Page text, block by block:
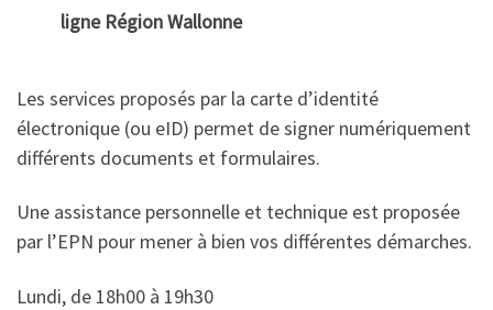
ligne Région Wallonne
Les services proposés par la carte d’identité
électronique (ou eID) permet de signer numériquement
différents documents et formulaires.
Une assistance personnelle et technique est proposée
par l’EPN pour mener à bien vos différentes démarches.
Lundi, de 18h00 à 19h30